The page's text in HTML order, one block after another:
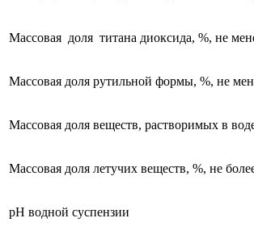
Массовая доля титана диоксида, %, не
Массовая доля рутильной формы, %, не
Массовая доля веществ, растворимых в
Массовая доля летучих веществ, %, не
рН водной суспензии